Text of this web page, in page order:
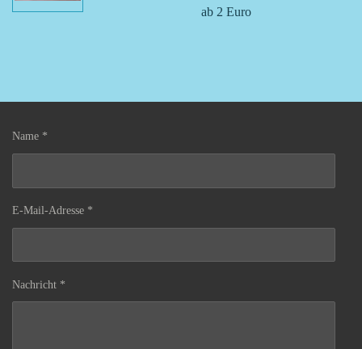
ab 2 Euro
Name *
E-Mail-Adresse *
Nachricht *